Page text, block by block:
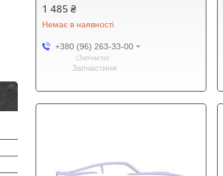
1 485 ₴
Немає в наявності
+380 (96) 263-33-00
Запчасти
Запчастини